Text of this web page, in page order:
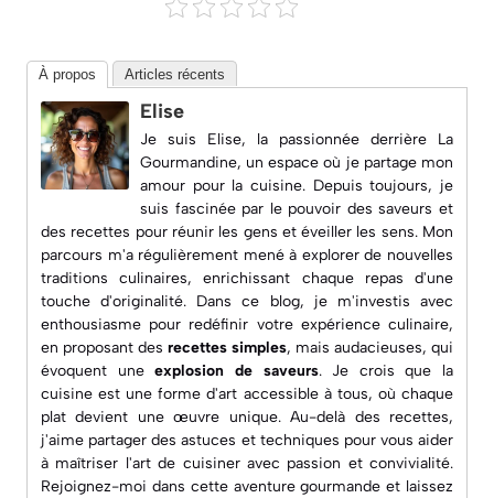
À propos Articles récents
Elise
Je suis Elise, la passionnée derrière La
Gourmandine, un espace où je partage mon
amour pour la cuisine. Depuis toujours, je
suis fascinée par le pouvoir des saveurs et
des recettes pour réunir les gens et éveiller les sens. Mon
parcours m'a régulièrement mené à explorer de nouvelles
traditions culinaires, enrichissant chaque repas d'une
touche d'originalité. Dans ce blog, je m'investis avec
enthousiasme pour redéfinir votre expérience culinaire,
en proposant des recettes simples, mais audacieuses, qui
évoquent uneexplosion de saveurs. Je crois que la
cuisine est une forme d'art accessible à tous, où chaque
plat devient une œuvre unique. Au-delà des recettes,
j'aime partager des astuces et techniques pour vous aider
à maîtriser l'art de cuisiner avec passion et convivialité.
Rejoignez-moi dans cette aventure gourmande et laissez